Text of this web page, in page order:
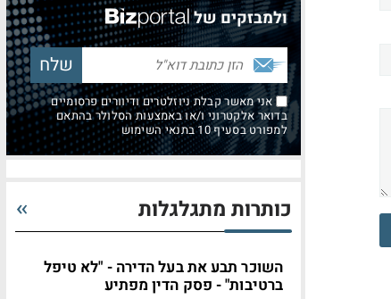
ולמבזקים של
אני מאשר קבלת ניוזלטרים ודיוורים פרסומיים
בדואר אלקטרוני ו/או באמצעות הסלולר בהתאם
למפורט בסעיף 10 בתנאי השימוש
כותרות מתגלגלות
השוכר תבע את בעל הדירה - "לא טיפל
ברטיבות" - פסק הדין מפתיע